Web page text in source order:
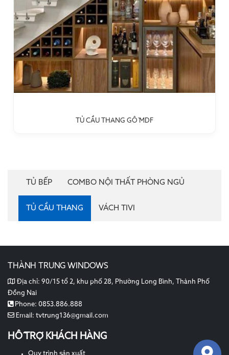
TỦ CẦU THANG GỖ MDF
TỦ BẾP COMBO NỘI THẤT PHÒNG NGỦ
TỦ CẦU THANG VÁCH TIVI
THÀNH TRUNG WINDOWS
Địa chỉ: 90/15 tổ 2, khu phố 28, Phường Long Bình, Thành Phố
Đồng Nai
Phone: 0853.886.888
Email: tvtrung136@gmail.com
HỖ TRỢ KHÁCH HÀNG
Quy trình sản xuất